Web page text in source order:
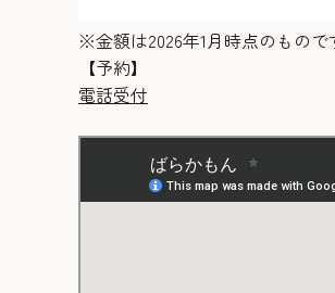
※金額は2026年1月時点のもので
【予約】
電話受付